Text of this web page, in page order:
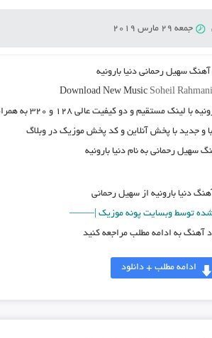
جمعه 29 مارس 2019
آهنگسهیل رحمانی دنیا بارونیه
Download New Music Soheil Rahmani
با لینک مستقیم و دو کیفیت عالی ۱۲۸ و ۳۲۰ به همراه متن ترانه
و جدید با پخش آنلاین و کد پخش موزیک در وبلاگ
سهیل رحمانی به نام دنیا بارونیه
دنیا بارونیه از سهیل رحمانی
توسط وبسایت پونه موزیک |—–—
آهنگ به ادامه مطلب مراجعه کنید
ادامه مطلب + دانلود